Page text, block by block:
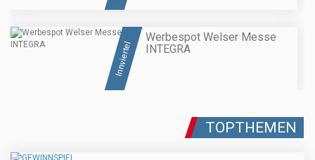
Innviertel
Werbespot Welser Messe
INTEGRA
TOPTHEMEN